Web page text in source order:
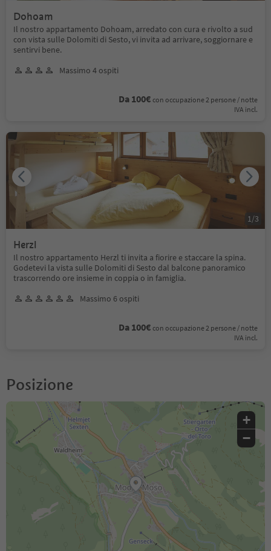
Dohoam
Il nostro appartamento Dohoam, arredato con cura e rivolto a sud
con vista sulle Dolomiti di Sesto, vi invita ad arrivare, soggiornare e
sentirvi bene.
Massimo 4 ospiti
Da 100€ con occupazione 2 persone / notte
IVA incl.
Herzl
Il nostro appartamento Herzl ti invita a fiorire e staccare la spina.
Godetevi la vista sulle Dolomiti di Sesto dal balcone panoramico
trascorrendo ore insieme in coppia o in famiglia.
Massimo 6 ospiti
Da 100€ con occupazione 2 persone / notte
IVA incl.
1 /3
Posizione
+
−